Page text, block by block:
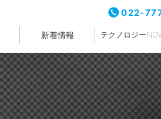
022-
新着情報 テクノロジー